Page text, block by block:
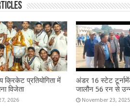
r
A
p
p
क्रिकेट प्रतियोगिता में
विजेता
2026
अंडर 16 स्टेट
जालौन 56 रन से
November 23, 2025